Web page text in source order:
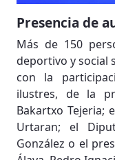
Presencia de
Más de 150
deportivo y social
con la
ilustres, de la
Bakartxo Tejeria;
Urtaran; el
González o el